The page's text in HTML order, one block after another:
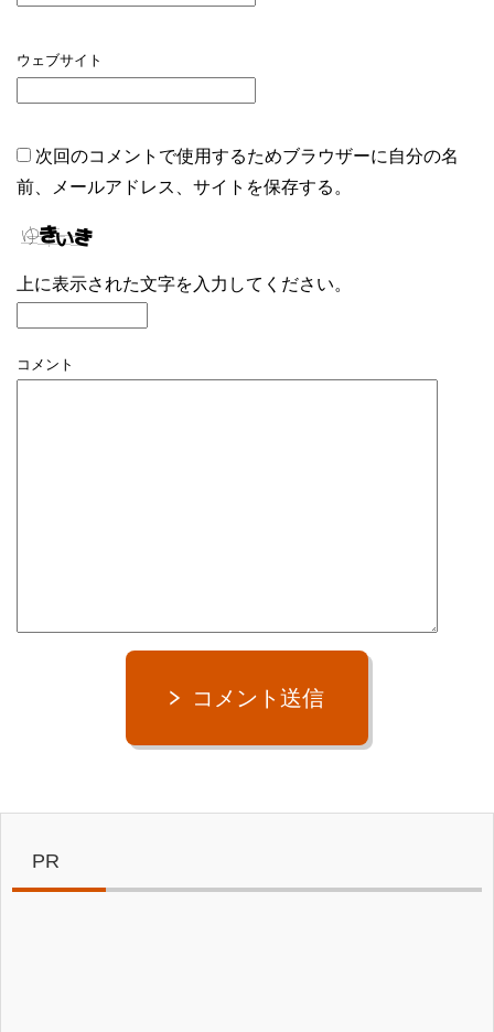
ウェブサイト
次回のコメントで使用するためブラウザーに自分の名
前、メールアドレス、サイトを保存する。
上に表示された文字を入力してください。
コメント
コメント送信
PR